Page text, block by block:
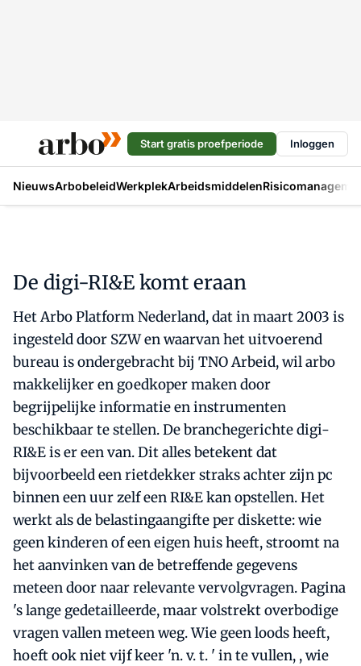
Start gratis proefperiode Inloggen
NieuwsArbobeleidWerkplekArbeidsmiddelen
De digi-RI&E komt eraan
Het Arbo Platform Nederland, dat in maart 2003 is
ingesteld door SZW en waarvan het uitvoerend
bureau is ondergebracht bij TNO Arbeid, wil arbo
makkelijker en goedkoper maken door
begrijpelijke informatie en instrumenten
beschikbaar te stellen. De branchegerichte digi-
RI&E is er een van. Dit alles betekent dat
bijvoorbeeld een rietdekker straks achter zijn pc
binnen een uur zelf een RI&E kan opstellen. Het
werkt als de belastingaangifte per diskette: wie
geen kinderen of een eigen huis heeft, stroomt na
het aanvinken van de betreffende gegevens
meteen door naar relevante vervolgvragen. Pagina
's lange gedetailleerde, maar volstrekt overbodige
vragen vallen meteen weg. Wie geen loods heeft,
hoeft ook niet vijf keer 'n. v. t. ' in te vullen, , wie